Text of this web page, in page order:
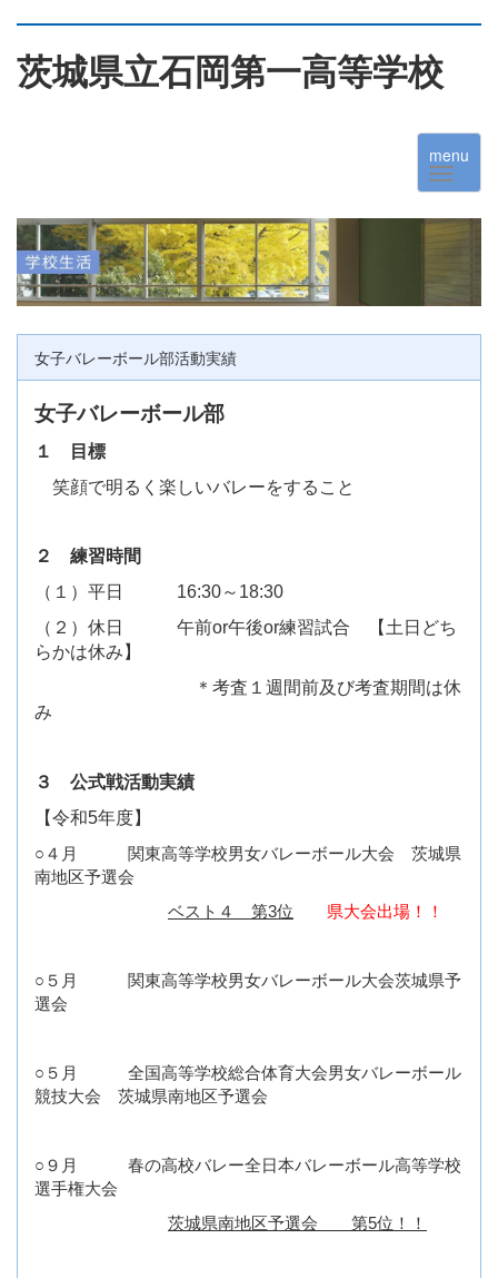
茨城県立石岡第一高等学校
menu
女子バレーボール部活動実績
女子バレーボール部
１ 目標
笑顔で明るく楽しいバレーをすること
２ 練習時間
（１）平日 16:30～18:30
（２）休日 午前or午後or練習試合 【土日どち
らかは休み】
＊考査１週間前及び考査期間は休
み
３ 公式戦活動実績
【令和5年度】
○４月 関東高等学校男女バレーボール大会 茨城県
南地区予選会
ベスト４ 第3位
県大会出場！！
○５月 関東高等学校男女バレーボール大会茨城県予
選会
○５月 全国高等学校総合体育大会男女バレーボール
競技大会 茨城県南地区予選会
○９月 春の高校バレー全日本バレーボール高等学校
選手権大会
茨城県南地区予選会 第5位！！